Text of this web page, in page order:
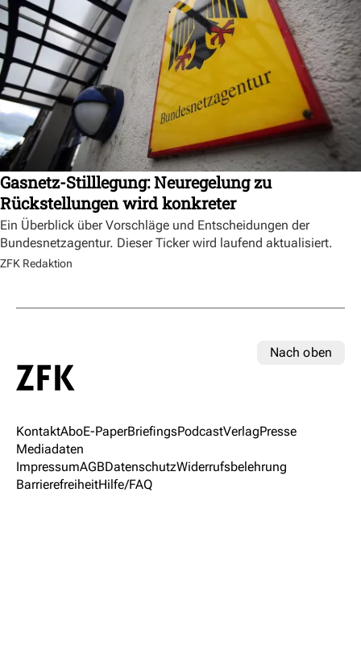
Gasnetz-Stilllegung: Neuregelung zu
Rückstellungen wird konkreter
Ein Überblick über Vorschläge und Entscheidungen der
Bundesnetzagentur. Dieser Ticker wird laufend aktualisiert.
ZFK Redaktion
Nach oben
KontaktAboE-PaperBriefingsPodcastVerlagPresse
Mediadaten
ImpressumAGBDatenschutzWiderrufsbelehrung
BarrierefreiheitHilfe/FAQ